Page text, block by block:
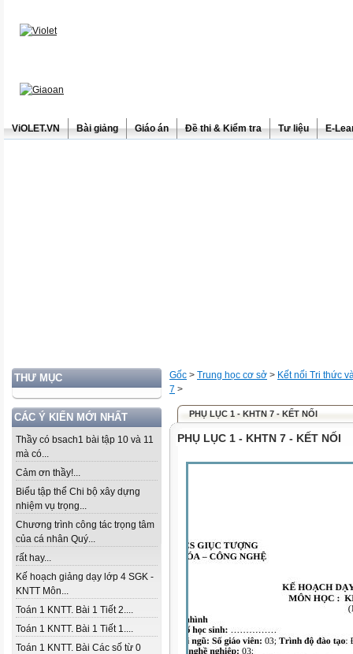
ViOLET.VN Bài giảng Giáo án Đề thi & Kiểm tra Tư liệu E-
THƯ MỤC
CÁC Ý KIẾN MỚI NHẤT
Thầy có bsach1 bài tập 10 và 11
mà có...
Cảm ơn thầy!...
Biểu tập thể Chi bộ xây dựng
nhiệm vụ trọng...
Chương trình công tác trọng tâm
của cá nhân Quý...
rất hay...
Kế hoạch giảng dạy lớp 4 SGK -
KNTT Môn...
Toán 1 KNTT. Bài 1 Tiết 2....
Toán 1 KNTT. Bài 1 Tiết 1....
Toán 1 KNTT. Bài Các số từ 0
Gốc > Trung học cơ sở > Kết nối Tri thức
7 >
PHỤ LỤC 1 - KHTN 7 - KẾT NỐI
PHỤ LỤC 1 - KHTN 7 - KẾT NỐI